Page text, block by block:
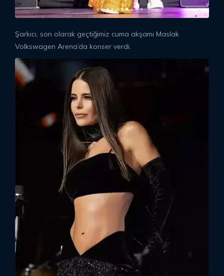
Şarkıcı, son olarak geçtiğimiz cuma akşamı Maslak
Volkswagen Arena’da konser verdi.